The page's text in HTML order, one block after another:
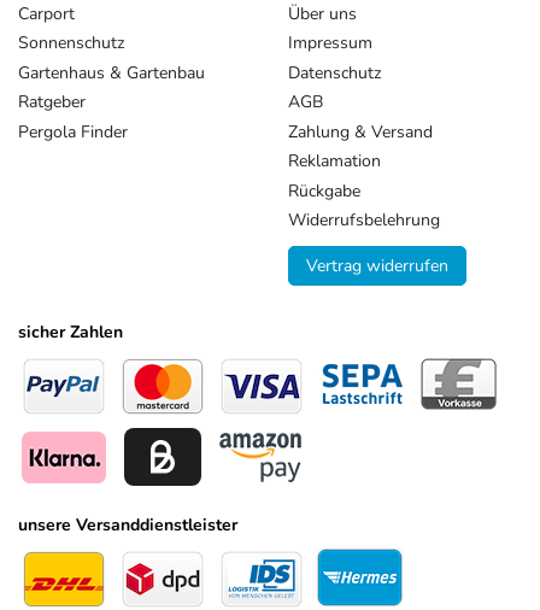
Carport
Sonnenschutz
Gartenhaus & Gartenbau
Ratgeber
Pergola Finder
Über uns
Impressum
Datenschutz
AGB
Zahlung & Versand
Reklamation
Rückgabe
Widerrufsbelehrung
Vertrag widerrufen
sicher Zahlen
unsere Versanddienstleister